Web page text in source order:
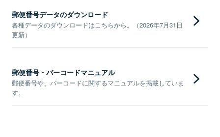
郵便番号データのダウンロード
各種データのダウンロードはこちらから。（2026年7月31日
更新）
郵便番号・バーコードマニュアル
郵便番号や、バーコードに関するマニュアルを掲載していま
す。